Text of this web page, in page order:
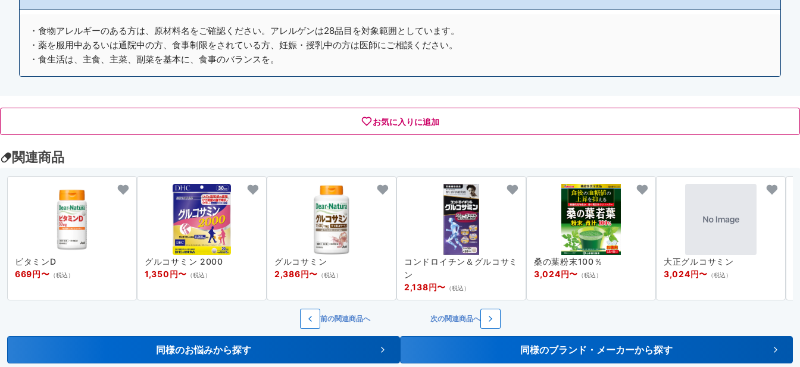
・食物アレルギーのある方は、原材料名をご確認ください。アレルゲンは28品目を対象範囲としています。
・薬を服用中あるいは通院中の方、食事制限をされている方、妊娠・授乳中の方は医師にご相談ください。
・食生活は、主食、主菜、副菜を基本に、食事のバランスを。
お気に入りに追加
関連商品
ビタミンD
669円〜 （税込）
グルコサミン 2000
1,350円〜 （税込）
グルコサミン
2,386円〜 （税込）
コンドロイチン＆グルコサミ
ン
2,138円〜 （税込）
桑の葉粉末100％
3,024円〜 （税込）
大正グルコサミン
3,024円〜 （税込）
前の関連商品へ 次の関連商品へ
同様のお悩みから探す 同様のブランド・メーカーから探す